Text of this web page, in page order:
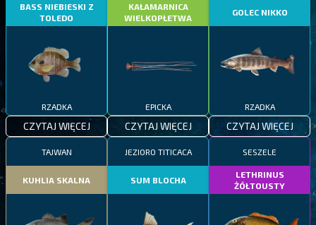
BASS NIEBIESKI Z
TOLEDO
RZADKA
CZYTAJ WIĘCEJ
KAŁAMARNICA
WIELKOPŁETWA
EPICKA
CZYTAJ WIĘCEJ
GOLEC NIKKO
RZADKA
CZYTAJ WIĘCEJ
TAJWAN
KUHLIA SKALNA
JEZIORO TITICACA
SUM BLOCHA
SESZELE
LETHRINUS
ŻÓŁTOUSTY